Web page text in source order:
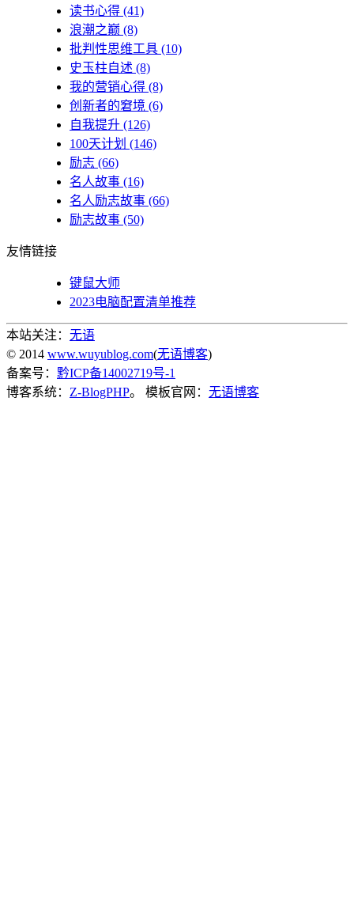
读书心得 (41)
浪潮之巅 (8)
批判性思维工具 (10)
史玉柱自述 (8)
我的营销心得 (8)
创新者的窘境 (6)
自我提升 (126)
100天计划 (146)
励志 (66)
名人故事 (16)
名人励志故事 (66)
励志故事 (50)
友情链接
键鼠大师
2023电脑配置清单推荐
本站关注： 无语
© 2014 www.wuyublog.com(无语博客)
备案号： 黔ICP备14002719号-1
博客系统： Z-BlogPHP。 模板官网： 无语博客